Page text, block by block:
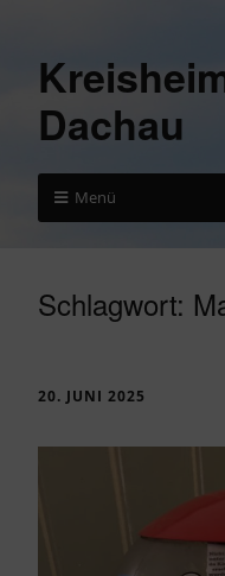
Dachau
Menü
Schlagwort:
20. JUNI 2025